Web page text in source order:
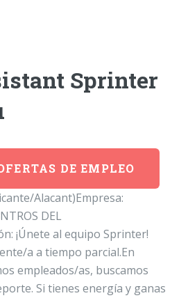
Sprinter
DE EMPLEO
Alacant)Empresa:
DEL
¡Únete al equipo Sprinter!
a a tiempo parcial.En
empleados/as, buscamos
Si tienes energía y ganas